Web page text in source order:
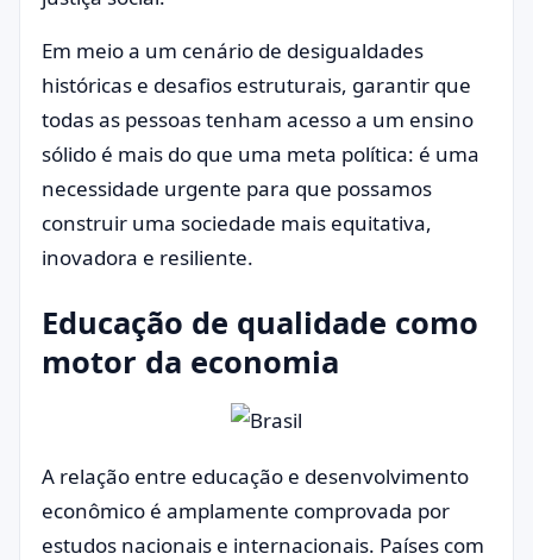
Em meio a um cenário de desigualdades
históricas e desafios estruturais, garantir que
todas as pessoas tenham acesso a um ensino
sólido é mais do que uma meta política: é uma
necessidade urgente para que possamos
construir uma sociedade mais equitativa,
inovadora e resiliente.
Educação de qualidade como
motor da economia
A relação entre educação e desenvolvimento
econômico é amplamente comprovada por
estudos nacionais e internacionais. Países com